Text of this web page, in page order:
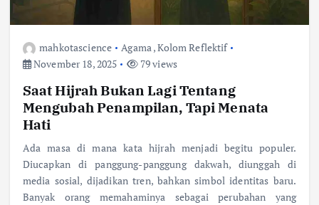
mahkotascience Agama,Kolom Reflektif
November 18, 2025
79 views
Saat Hijrah Bukan Lagi Tentang
Mengubah Penampilan, Tapi Menata
Hati
Ada masa di mana kata hijrah menjadi begitu populer.
Diucapkan di panggung-panggung dakwah, diunggah di
media sosial, dijadikan tren, bahkan simbol identitas baru.
Banyak orang memahaminya sebagai perubahan yang